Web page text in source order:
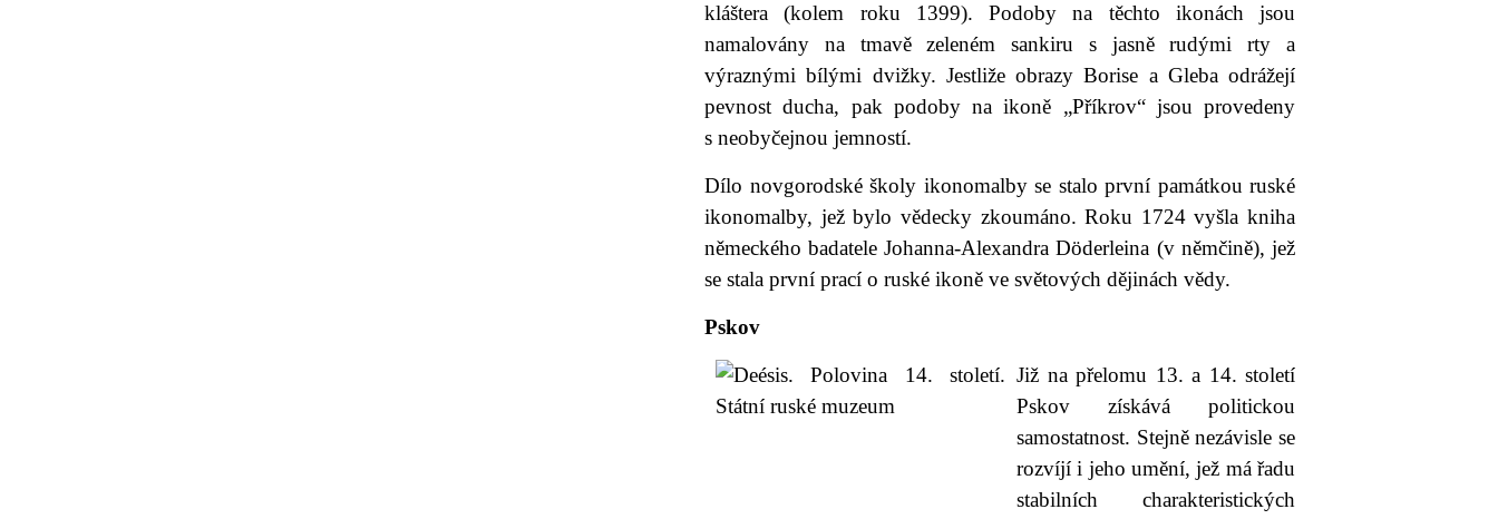
kláštera (kolem roku 1399). Podoby na těchto ikonách jsou
namalovány na tmavě zeleném sankiru s jasně rudými rty a
výraznými bílými dvižky. Jestliže obrazy Borise a Gleba odrážejí
pevnost ducha, pak podoby na ikoně „Příkrov“ jsou provedeny
s neobyčejnou jemností.
Dílo novgorodské školy ikonomalby se stalo první památkou ruské
ikonomalby, jež bylo vědecky zkoumáno. Roku 1724 vyšla kniha
německého badatele Johanna-Alexandra Döderleina (v němčině), jež
se stala první prací o ruské ikoně ve světových dějinách vědy.
Pskov
Již na přelomu 13. a 14. století
Pskov získává politickou
samostatnost. Stejně nezávisle se
rozvíjí i jeho umění, jež má řadu
stabilních charakteristických